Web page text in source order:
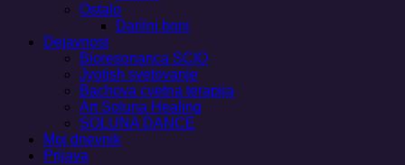
Ostalo
Darilni boni
Dejavnost
Bioresonanca SCIO
Jyotish svetovanje
Bachova cvetna terapija
Art Soluna Healing
SOLUNA DANCE
Moj dnevnik
Prijava